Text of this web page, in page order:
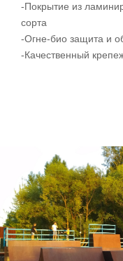
-Покрытие из
сорта
-Огне-био защита и
-Качественный